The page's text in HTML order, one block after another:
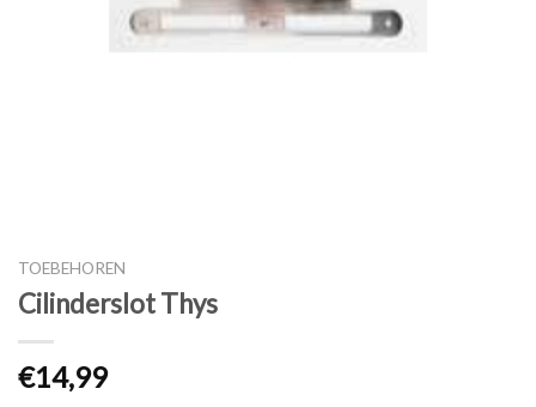
TOEBEHOREN
Cilinderslot Thys
€14,99